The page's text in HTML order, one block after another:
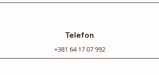
Telefon
+381 64 17 07 992